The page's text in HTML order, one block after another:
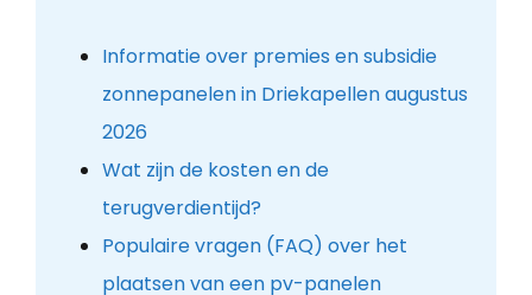
Informatie over premies en subsidie
zonnepanelen in Driekapellen augustus
2026
Wat zijn de kosten en de
terugverdientijd?
Populaire vragen (FAQ) over het
plaatsen van een pv-panelen